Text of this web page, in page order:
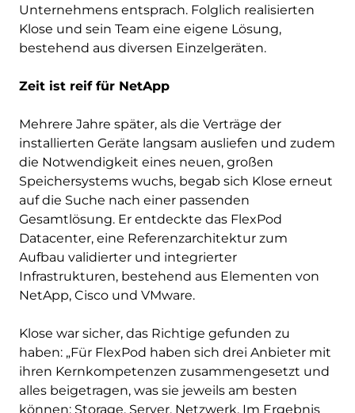
Unternehmens entsprach. Folglich realisierten
Klose und sein Team eine eigene Lösung,
bestehend aus diversen Einzelgeräten.
Zeit ist reif für NetApp
Mehrere Jahre später, als die Verträge der
installierten Geräte langsam ausliefen und zudem
die Notwendigkeit eines neuen, großen
Speichersystems wuchs, begab sich Klose erneut
auf die Suche nach einer passenden
Gesamtlösung. Er entdeckte das FlexPod
Datacenter, eine Referenzarchitektur zum
Aufbau validierter und integrierter
Infrastrukturen, bestehend aus Elementen von
NetApp, Cisco und VMware.
Klose war sicher, das Richtige gefunden zu
haben: „Für FlexPod haben sich drei Anbieter mit
ihren Kernkompetenzen zusammengesetzt und
alles beigetragen, was sie jeweils am besten
können: Storage, Server, Netzwerk. Im Ergebnis